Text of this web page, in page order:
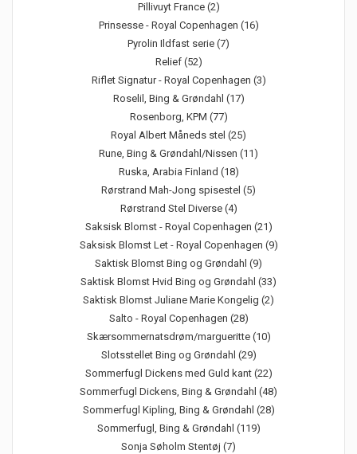
Pillivuyt France (2)
Prinsesse - Royal Copenhagen (16)
Pyrolin Ildfast serie (7)
Relief (52)
Riflet Signatur - Royal Copenhagen (3)
Roselil, Bing & Grøndahl (17)
Rosenborg, KPM (77)
Royal Albert Måneds stel (25)
Rune, Bing & Grøndahl/Nissen (11)
Ruska, Arabia Finland (18)
Rørstrand Mah-Jong spisestel (5)
Rørstrand Stel Diverse (4)
Saksisk Blomst - Royal Copenhagen (21)
Saksisk Blomst Let - Royal Copenhagen (9)
Saktisk Blomst Bing og Grøndahl (9)
Saktisk Blomst Hvid Bing og Grøndahl (33)
Saktisk Blomst Juliane Marie Kongelig (2)
Salto - Royal Copenhagen (28)
Skærsommernatsdrøm/margueritte (10)
Slotsstellet Bing og Grøndahl (29)
Sommerfugl Dickens med Guld kant (22)
Sommerfugl Dickens, Bing & Grøndahl (48)
Sommerfugl Kipling, Bing & Grøndahl (28)
Sommerfugl, Bing & Grøndahl (119)
Sonja Søholm Stentøj (7)